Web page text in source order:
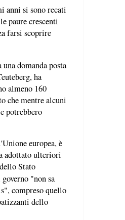
anni si sono recati
paure crescenti
farsi scoprire
domanda posta
ha
almeno 160
che mentre alcuni
potrebbero
europea, è
adottato ulteriori
Stato
"non sa
compreso quello
dello